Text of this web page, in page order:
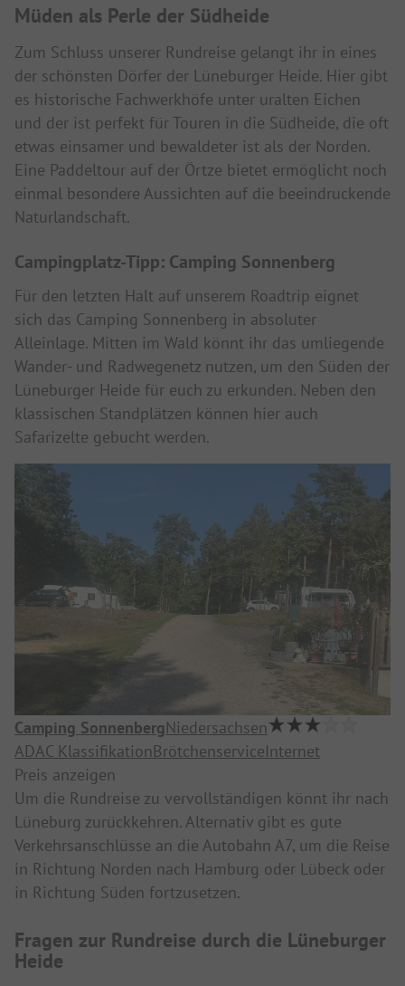
Müden als Perle der Südheide
Zum Schluss unserer Rundreise gelangt ihr in eines
der schönsten Dörfer der Lüneburger Heide. Hier gibt
es historische Fachwerkhöfe unter uralten Eichen
und der ist perfekt für Touren in die Südheide, die oft
etwas einsamer und bewaldeter ist als der Norden.
Eine Paddeltour auf der Örtze bietet ermöglicht noch
einmal besondere Aussichten auf die beeindruckende
Naturlandschaft.
Campingplatz-Tipp: Camping Sonnenberg
Für den letzten Halt auf unserem Roadtrip eignet
sich das Camping Sonnenberg in absoluter
Alleinlage. Mitten im Wald könnt ihr das umliegende
Wander- und Radwegenetz nutzen, um den Süden der
Lüneburger Heide für euch zu erkunden. Neben den
klassischen Standplätzen können hier auch
Safarizelte gebucht werden.
Camping SonnenbergNiedersachsen
ADAC KlassifikationBrötchenserviceInternet
Preis anzeigen
Um die Rundreise zu vervollständigen könnt ihr nach
Lüneburg zurückkehren. Alternativ gibt es gute
Verkehrsanschlüsse an die Autobahn A7, um die Reise
in Richtung Norden nach Hamburg oder Lübeck oder
in Richtung Süden fortzusetzen.
Fragen zur Rundreise durch die Lüneburger
Heide